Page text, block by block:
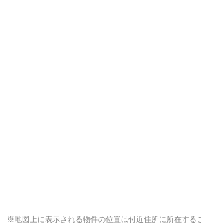
※地図上に表示される物件の位置は付近住所に所在する